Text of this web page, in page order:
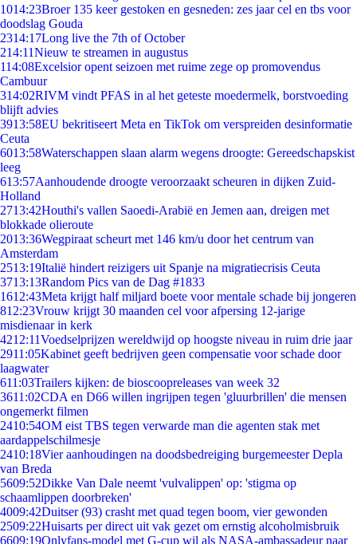
1014:23Broer 135 keer gestoken en gesneden: zes jaar cel en tbs voor
doodslag Gouda
2314:17Long live the 7th of October
214:11Nieuw te streamen in augustus
114:08Excelsior opent seizoen met ruime zege op promovendus
Cambuur
314:02RIVM vindt PFAS in al het geteste moedermelk, borstvoeding
blijft advies
3913:58EU bekritiseert Meta en TikTok om verspreiden desinformatie
Ceuta
6013:58Waterschappen slaan alarm wegens droogte: Gereedschapskist
leeg
613:57Aanhoudende droogte veroorzaakt scheuren in dijken Zuid-
Holland
2713:42Houthi's vallen Saoedi-Arabië en Jemen aan, dreigen met
blokkade olieroute
2013:36Wegpiraat scheurt met 146 km/u door het centrum van
Amsterdam
2513:19Italië hindert reizigers uit Spanje na migratiecrisis Ceuta
3713:13Random Pics van de Dag #1833
1612:43Meta krijgt half miljard boete voor mentale schade bij jongeren
812:23Vrouw krijgt 30 maanden cel voor afpersing 12-jarige
misdienaar in kerk
4212:11Voedselprijzen wereldwijd op hoogste niveau in ruim drie jaar
2911:05Kabinet geeft bedrijven geen compensatie voor schade door
laagwater
611:03Trailers kijken: de bioscoopreleases van week 32
3611:02CDA en D66 willen ingrijpen tegen 'gluurbrillen' die mensen
ongemerkt filmen
2410:54OM eist TBS tegen verwarde man die agenten stak met
aardappelschilmesje
2410:18Vier aanhoudingen na doodsbedreiging burgemeester Depla
van Breda
5609:52Dikke Van Dale neemt 'vulvalippen' op: 'stigma op
schaamlippen doorbreken'
4009:42Duitser (93) crasht met quad tegen boom, vier gewonden
2509:22Huisarts per direct uit vak gezet om ernstig alcoholmisbruik
6609:19Onlyfans-model met G-cup wil als NASA-ambassadeur naar